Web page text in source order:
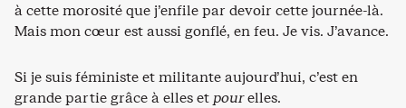
à cette morosité que j’enfile par devoir cette journée-là.
Mais mon cœur est aussi gonflé, en feu. Je vis. J’avance.
Si je suis féministe et militante aujourd’hui, c’est en
grande partie grâce à elles et pourelles.